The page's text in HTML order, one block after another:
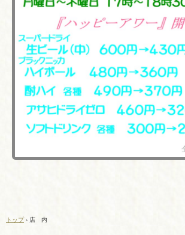
トップ › 店 内